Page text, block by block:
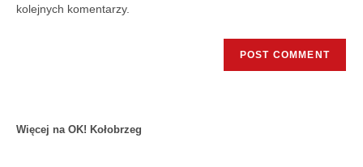
kolejnych komentarzy.
Więcej na OK! Kołobrzeg